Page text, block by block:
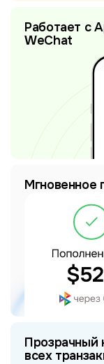
Работает с
WeChat
Мгновенное
Прозрачный
всех